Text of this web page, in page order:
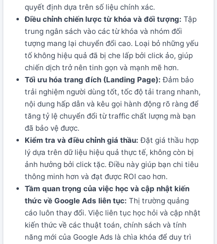
quyết định dựa trên số liệu chính xác.
Điều chỉnh chiến lược từ khóa và đối tượng: Tập
trung ngân sách vào các từ khóa và nhóm đối
tượng mang lại chuyển đổi cao. Loại bỏ những yếu
tố không hiệu quả đã bị che lấp bởi click ảo, giúp
chiến dịch trở nên tinh gọn và mạnh mẽ hơn.
Tối ưu hóa trang đích (Landing Page): Đảm bảo
trải nghiệm người dùng tốt, tốc độ tải trang nhanh,
nội dung hấp dẫn và kêu gọi hành động rõ ràng để
tăng tỷ lệ chuyển đổi từ traffic chất lượng mà bạn
đã bảo vệ được.
Kiểm tra và điều chỉnh giá thầu: Đặt giá thầu hợp
lý dựa trên dữ liệu hiệu quả thực tế, không còn bị
ảnh hưởng bởi click tặc. Điều này giúp bạn chi tiêu
thông minh hơn và đạt được ROI cao hơn.
Tầm quan trọng của việc học và cập nhật kiến
thức về Google Ads liên tục: Thị trường quảng
cáo luôn thay đổi. Việc liên tục học hỏi và cập nhật
kiến thức về các thuật toán, chính sách và tính
năng mới của Google Ads là chìa khóa để duy trì